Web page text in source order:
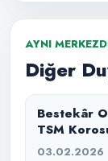
AYNI
Diğer
Bestekâr
TSM
03.02.2026